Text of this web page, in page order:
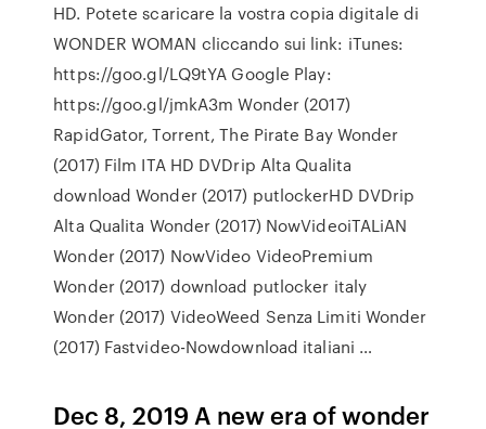
HD. Potete scaricare la vostra copia digitale di
WONDER WOMAN cliccando sui link: iTunes:
https://goo.gl/LQ9tYA Google Play:
https://goo.gl/jmkA3m Wonder (2017)
RapidGator, Torrent, The Pirate Bay Wonder
(2017) Film ITA HD DVDrip Alta Qualita
download Wonder (2017) putlockerHD DVDrip
Alta Qualita Wonder (2017) NowVideoiTALiAN
Wonder (2017) NowVideo VideoPremium
Wonder (2017) download putlocker italy
Wonder (2017) VideoWeed Senza Limiti Wonder
(2017) Fastvideo-Nowdownload italiani …
Dec 8, 2019 A new era of wonder